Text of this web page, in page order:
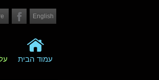
English
עמוד הבית